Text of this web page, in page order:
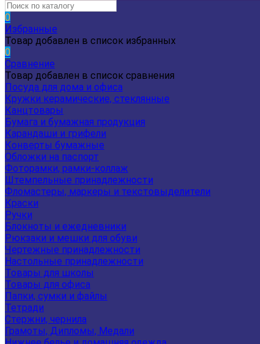
0
Избранные
Товар добавлен в список избранных
0
Сравнение
Товар добавлен в список сравнения
Посуда для дома и офиса
Кружки керамические, стеклянные
Канцтовары
Бумага и бумажная продукция
Карандаши и грифели
Конверты бумажные
Обложки на паспорт
Фоторамки, рамки-коллаж
Штемпельные принадлежности
Фломастеры, маркеры и текстовыделители
Краски
Ручки
Блокноты и ежедневники
Рюкзаки и мешки для обуви
Чертежные принадлежности
Настольные принадлежности
Товары для школы
Товары для офиса
Папки, сумки и файлы
Тетради
Стержни, чернила
Грамоты, Дипломы, Медали